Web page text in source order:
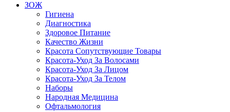
ЗОЖ
Гигиена
Диагностика
Здоровое Питание
Качество Жизни
Красота Сопутствующие Товары
Красота-Уход За Волосами
Красота-Уход За Лицом
Красота-Уход За Телом
Наборы
Народная Медицина
Офтальмология